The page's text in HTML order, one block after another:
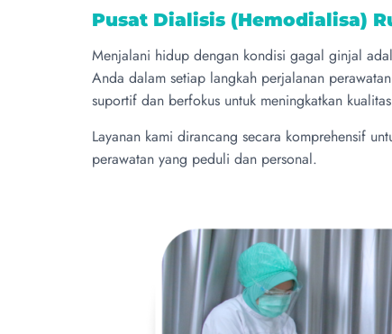
Pusat Dialisis (Hemodialisa)
Menjalani hidup dengan kondisi gagal ginjal
Anda dalam setiap langkah perjalanan
suportif dan berfokus untuk meningkatkan
Layanan kami dirancang secara komprehensif
perawatan yang peduli dan personal.